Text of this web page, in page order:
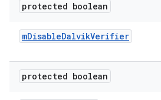
protected boolean
mDisableDalvikVerifier
protected boolean